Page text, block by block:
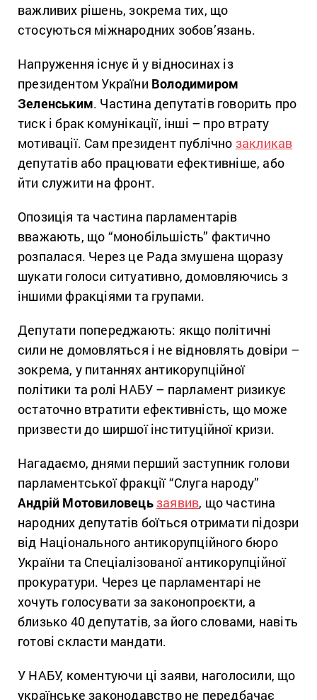
важливих рішень, зокрема тих, що
стосуються міжнародних зобов’язань.
Напруження існує й у відносинах із
президентом України Володимиром
Зеленським. Частина депутатів говорить про
тиск і брак комунікації, інші – про втрату
мотивації. Сам президент публічно закликав
депутатів або працювати ефективніше, або
йти служити на фронт.
Опозиція та частина парламентарів
вважають, що “монобільшість” фактично
розпалася. Через це Рада змушена щоразу
шукати голоси ситуативно, домовляючись з
іншими фракціями та групами.
Депутати попереджають: якщо політичні
сили не домовляться і не відновлять довіри –
зокрема, у питаннях антикорупційної
політики та ролі НАБУ – парламент ризикує
остаточно втратити ефективність, що може
призвести до ширшої інституційної кризи.
Нагадаємо, днями перший заступник голови
парламентської фракції “Слуга народу”
Андрій Мотовиловецьзаявив, що частина
народних депутатів боїться отримати підозри
від Національного антикорупційного бюро
України та Спеціалізованої антикорупційної
прокуратури. Через це парламентарі не
хочуть голосувати за законопроєкти, а
близько 40 депутатів, за його словами, навіть
готові скласти мандати.
У НАБУ, коментуючи ці заяви, наголосили, що
українське законодавство не передбачає